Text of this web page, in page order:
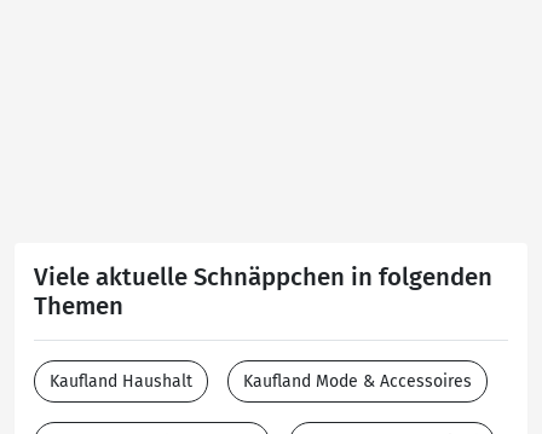
Viele aktuelle Schnäppchen in folgenden
Themen
Kaufland Haushalt Kaufland Mode & Accessoires